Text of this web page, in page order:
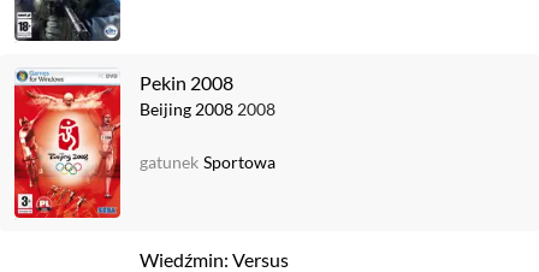
Pekin 2008
Beijing 2008 2008
gatunek Sportowa
Wiedźmin: Versus